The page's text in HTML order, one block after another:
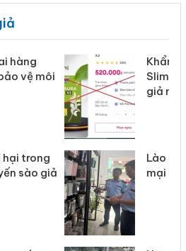
xác minh, xử lý sản phẩm
Care x3 sử dụng giấy phép
xử lý 83 vụ vi phạm thương
tháng 7